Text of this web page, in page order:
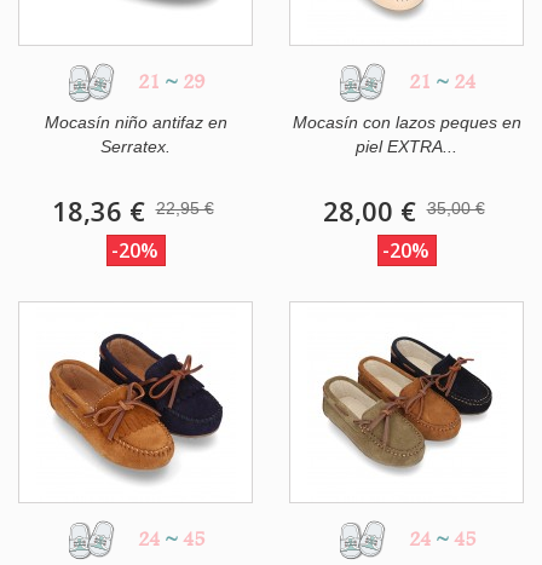
21 ~ 29
Mocasín niño antifaz en
Serratex.
18,36 € 22,95 €
-20%
21 ~ 24
Mocasín con lazos peques en
piel EXTRA...
28,00 € 35,00 €
-20%
24 ~ 45 24 ~ 45